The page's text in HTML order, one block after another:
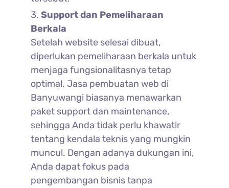
Support dan Pemeliharaan
Berkala
Setelah website selesai dibuat,
diperlukan pemeliharaan berkala untuk
menjaga fungsionalitasnya tetap
optimal. Jasa pembuatan web di
Banyuwangi biasanya menawarkan
paket support dan maintenance,
sehingga Anda tidak perlu khawatir
tentang kendala teknis yang mungkin
muncul. Dengan adanya dukungan ini,
Anda dapat fokus pada
pengembangan bisnis tanpa